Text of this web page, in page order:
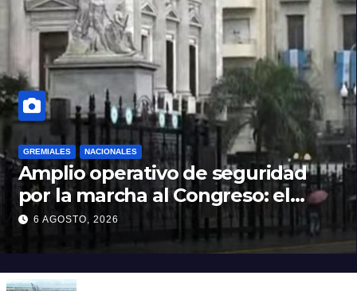
GREMIALES NACIONALES
Amplio operativo de seguridad
por la marcha al Congreso: el
mapa de los cortes y desvíos
6 AGOSTO, 2026